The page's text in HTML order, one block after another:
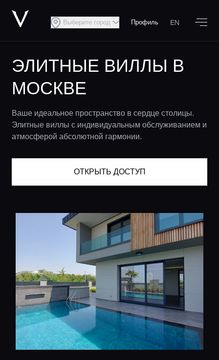
Выберите город Профиль EN
ЭЛИТНЫЕ ВИЛЛЫ В
МОСКВЕ
Ваше идеальное пространство в сердце столицы.
Элитные виллы с индивидуальным обслуживанием и
атмосферой абсолютной гармонии.
ОТКРЫТЬ ДОСТУП